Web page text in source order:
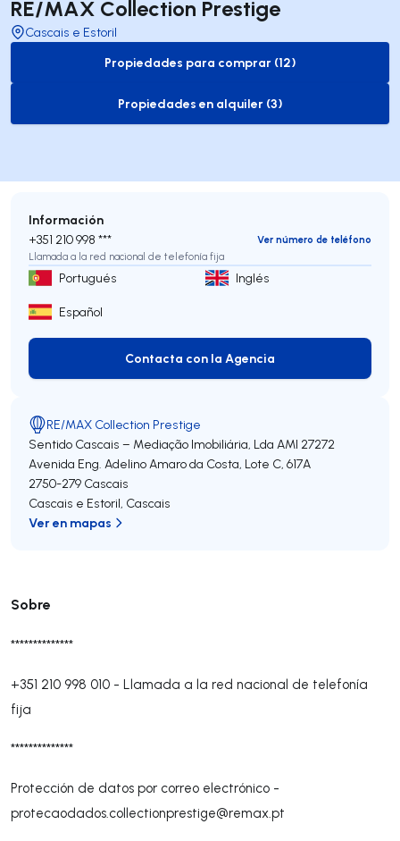
RE/MAX Collection Prestige
Cascais e Estoril
to-buy-listing
Propiedades para comprar (12)
to-rent-listing
Propiedades en alquiler (3)
Sobre
**************
+351 210 998 010 - Llamada a la red nacional de telefonía
fija
**************
Protección de datos por correo electrónico -
protecaodados.collectionprestige@remax.pt
Información
+351 210 998 ***
Ver número de teléfono
Llamada a la red nacional de telefonía fija
Portugués Inglés
Español
Contacta con la Agencia
Contacta con la Agencia
RE/MAX Collection Prestige
Sentido Cascais – Mediação Imobiliária, Lda AMI 27272
Avenida Eng. Adelino Amaro da Costa, Lote C, 617A
2750-279 Cascais
Cascais e Estoril, Cascais
Ver en mapas